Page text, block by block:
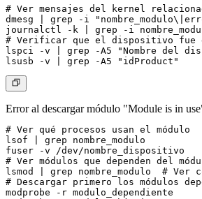
# Ver mensajes del kernel
dmesg | grep -i
journalctl -k | grep -i
# Verificar que el dispositivo fue
lspci -v | grep -A5 "Nombre del
Error al descargar módulo "Module is in
# Ver qué procesos usan el módulo
lsof | grep nombre_modulo
fuser -v /dev/nombre_dispositivo
# Ver módulos que dependen del
lsmod | grep nombre_modulo  # Ver
# Descargar primero los módulos
modprobe -r modulo_dependiente